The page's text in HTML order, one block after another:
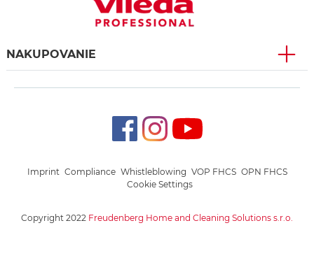
NAKUPOVANIE
Copyright 2022 Freudenberg Home and Cleaning Solutions s.r.o.
Imprint Compliance Whistleblowing VOP FHCS OPN FHCS
Cookie Settings